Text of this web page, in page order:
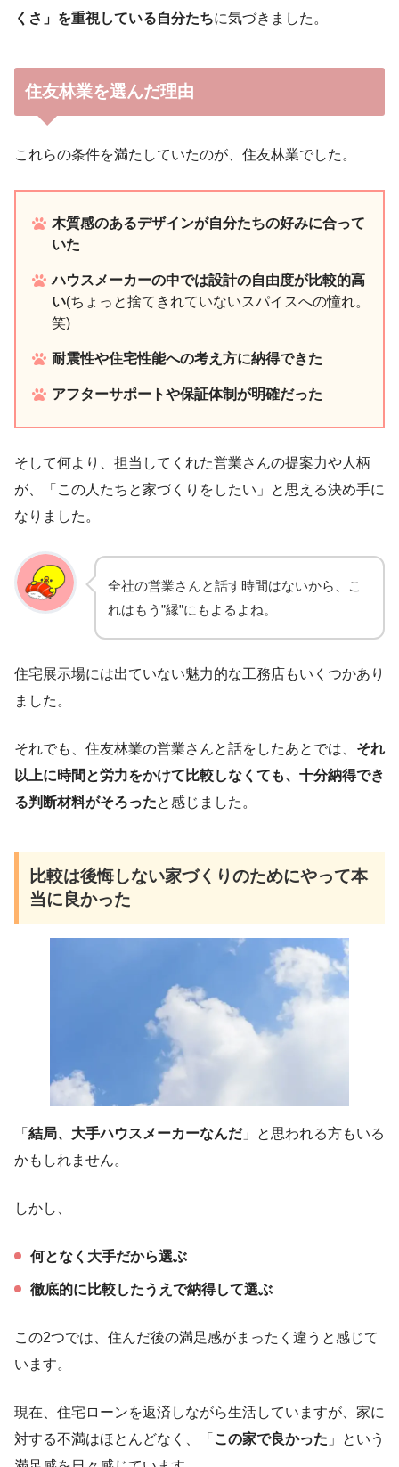
くさ」を重視している自分たちに気づきました。
住友林業を選んだ理由
これらの条件を満たしていたのが、住友林業でした。
木質感のあるデザインが自分たちの好みに合って
いた
ハウスメーカーの中では設計の自由度が比較的高
い(ちょっと捨てきれていないスパイスへの憧れ。
笑)
耐震性や住宅性能への考え方に納得できた
アフターサポートや保証体制が明確だった
そして何より、担当してくれた営業さんの提案力や人柄
が、「この人たちと家づくりをしたい」と思える決め手に
なりました。
全社の営業さんと話す時間はないから、こ
れはもう”縁”にもよるよね。
住宅展示場には出ていない魅力的な工務店もいくつかあり
ました。
それでも、住友林業の営業さんと話をしたあとでは、 それ
以上に時間と労力をかけて比較しなくても、十分納得でき
る判断材料がそろったと感じました。
比較は後悔しない家づくりのためにやって本
当に良かった
「 結局、大手ハウスメーカーなんだ」と思われる方もいる
かもしれません。
しかし、
何となく大手だから選ぶ
徹底的に比較したうえで納得して選ぶ
この2つでは、住んだ後の満足感がまったく違うと感じて
います。
現在、住宅ローンを返済しながら生活していますが、家に
対する不満はほとんどなく、「 この家で良かった 」という